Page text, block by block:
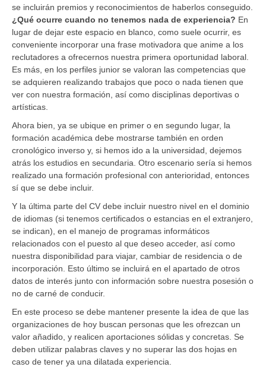
se incluirán premios y reconocimientos de haberlos conseguido.
¿Qué ocurre cuando no tenemos nada de experiencia? En
lugar de dejar este espacio en blanco, como suele ocurrir, es
conveniente incorporar una frase motivadora que anime a los
reclutadores a ofrecernos nuestra primera oportunidad laboral.
Es más, en los perfiles junior se valoran las competencias que
se adquieren realizando trabajos que poco o nada tienen que
ver con nuestra formación, así como disciplinas deportivas o
artísticas.
Ahora bien, ya se ubique en primer o en segundo lugar, la
formación académica debe mostrarse también en orden
cronológico inverso y, si hemos ido a la universidad, dejemos
atrás los estudios en secundaria. Otro escenario sería si hemos
realizado una formación profesional con anterioridad, entonces
sí que se debe incluir.
Y la última parte del CV debe incluir nuestro nivel en el dominio
de idiomas (si tenemos certificados o estancias en el extranjero,
se indican), en el manejo de programas informáticos
relacionados con el puesto al que deseo acceder, así como
nuestra disponibilidad para viajar, cambiar de residencia o de
incorporación. Esto último se incluirá en el apartado de otros
datos de interés junto con información sobre nuestra posesión o
no de carné de conducir.
En este proceso se debe mantener presente la idea de que las
organizaciones de hoy buscan personas que les ofrezcan un
valor añadido, y realicen aportaciones sólidas y concretas. Se
deben utilizar palabras claves y no superar las dos hojas en
caso de tener ya una dilatada experiencia.